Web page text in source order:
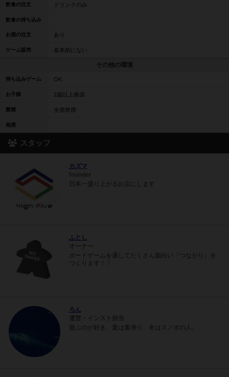
飲食の注文 ドリンクのみ
飲食の持ち込み
お酒の注文 あり
ゲーム販売 基本的にない
その他の環境
持ち込みゲーム OK
お子様 2歳以上推奨
禁煙 全席禁煙
相席
スタッフ
カズマ
日本一盛り上がるお店にします
ふとし
ボードゲームを通してたくさん面白い『つながり』を
つくります！！
ろん
遊ぶのが好き。夏は素潜り、冬はスノボの人。